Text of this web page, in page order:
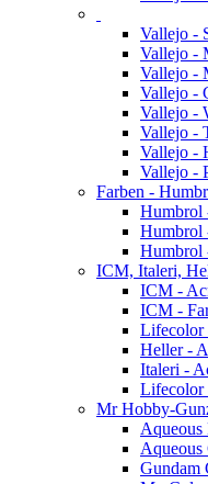
Vallejo -
Vallejo -
Vallejo -
Vallejo -
Vallejo -
Vallejo -
Vallejo -
Vallejo -
Farben -
Humbrol
Humbrol
Humbrol
ICM, Italeri,
ICM -
ICM -
Lifecolor
Heller -
Italeri -
Lifecolor
Mr Hobby-
Aqueous
Gundam